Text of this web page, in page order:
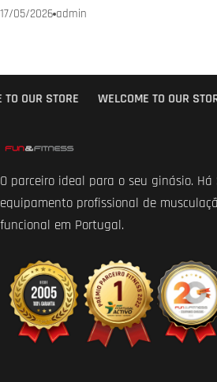
17/05/2026 admin
OUR STORE WELCOME TO OUR
O parceiro ideal para o seu ginásio.
equipamento profissional de
funcional em Portugal.